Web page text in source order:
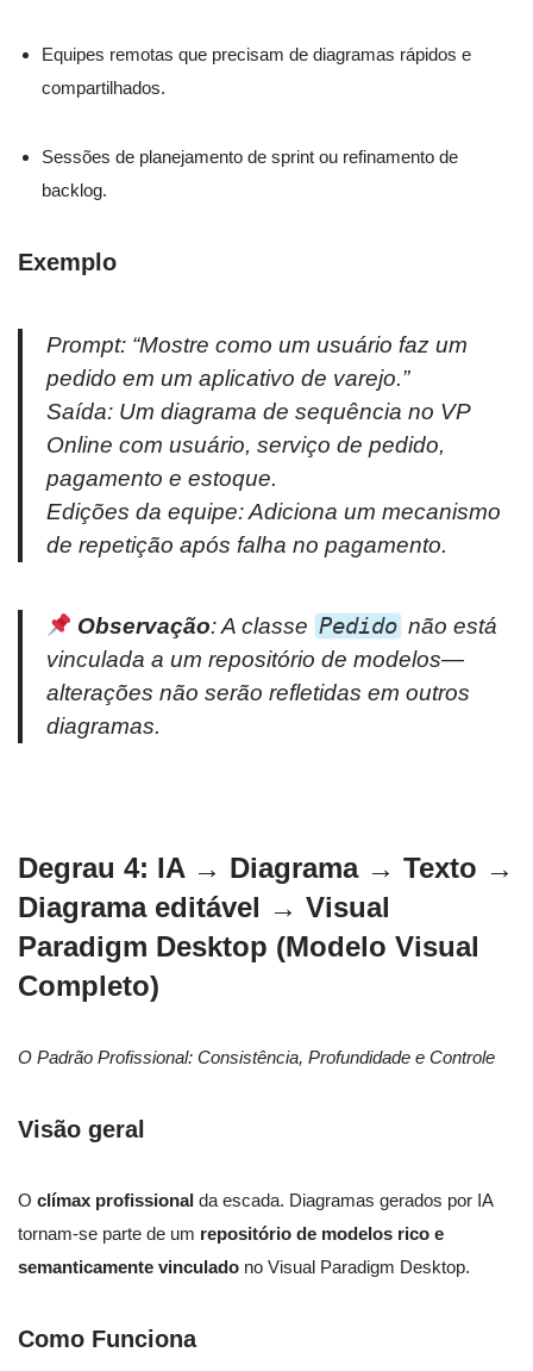
Equipes remotas que precisam de diagramas rápidos e
compartilhados.
Sessões de planejamento de sprint ou refinamento de
backlog.
Exemplo
Prompt: “Mostre como um usuário faz um
pedido em um aplicativo de varejo.”
Saída: Um diagrama de sequência no VP
Online com usuário, serviço de pedido,
pagamento e estoque.
Edições da equipe: Adiciona um mecanismo
de repetição após falha no pagamento.
Observação: A classe Pedido não está
vinculada a um repositório de modelos—
alterações não serão refletidas em outros
diagramas.
Degrau 4: IA → Diagrama → Texto →
Diagrama editável → Visual
Paradigm Desktop (Modelo Visual
Completo)
O Padrão Profissional: Consistência, Profundidade e Controle
Visão geral
O clímax profissional da escada. Diagramas gerados por IA
tornam-se parte de um repositório de modelos rico e
semanticamente vinculado no Visual Paradigm Desktop.
Como Funciona